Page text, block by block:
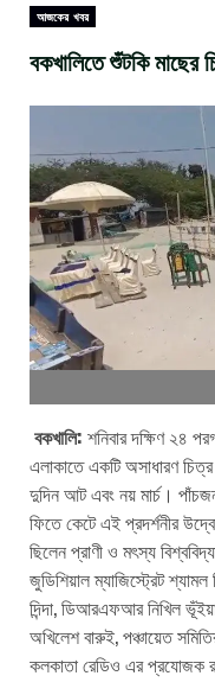
আজকের খবর
বকখালিতে শুঁটকি মাছের
বকখালি: শনিবার দক্ষিণ ২৪
এলাকাতে একটি অসাধারণ
দুদিন আট এবং নয় মার্চ।
ফিতে কেটে এই প্রদর্শনীর
ছিলেন প্রাণী ও মৎস্য
জুডিশিয়াল ম্যাজিস্ট্রেট শ্যামল
দিন্দা, ডিআরএফআর নিখিল
অখিলেশ বারুই, পঞ্চায়েত
কলকাতা রেডিও এর প্রযোজক